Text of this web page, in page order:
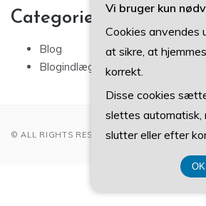
Categories
Blog
Blogindlæg
© ALL RIGHTS RESERVED 2022
Vi bruger kun
Cookies anvendes
at sikre, at
korrekt.
Disse cookies
slettes automatisk,
slutter eller efter
OK